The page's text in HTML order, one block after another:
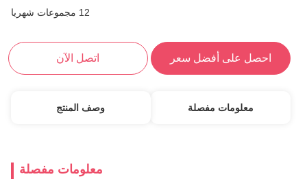
12 مجموعات شهريا
احصل على أفضل سعر اتصل الآن
معلومات مفصلة وصف المنتج
معلومات مفصلة